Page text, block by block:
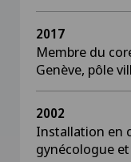
2017
Membre du
Genève, pôle
2002
Installation en
gynécologue